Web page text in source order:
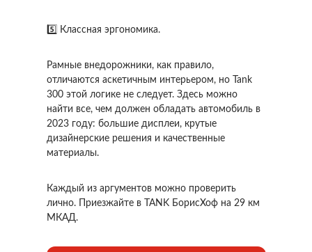
5️⃣ Классная эргономика.
Рамные внедорожники, как правило,
отличаются аскетичным интерьером, но Tank
300 этой логике не следует. Здесь можно
найти все, чем должен обладать автомобиль в
2023 году: большие дисплеи, крутые
дизайнерские решения и качественные
материалы.
Каждый из аргументов можно проверить
лично. Приезжайте в TANK БорисХоф на 29 км
МКАД.